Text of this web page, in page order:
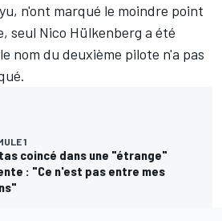
, n'ont marqué le moindre point
seul Nico Hülkenberg a été
nom du deuxième pilote n'a pas
1
coincé dans une "étrange"
: "Ce n'est pas entre mes